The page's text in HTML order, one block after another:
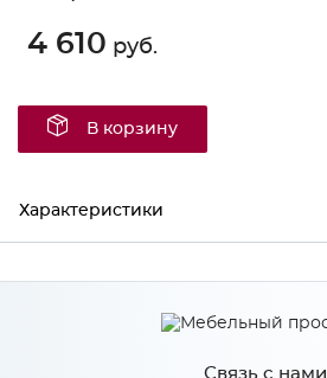
4 610 руб.
В корзину
Характеристики
Производитель МиФ
Связь с нами